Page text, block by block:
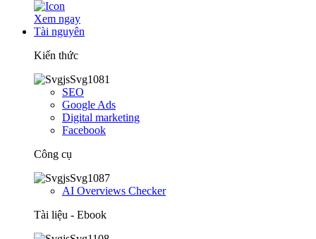
Xem ngay
Tài nguyên
Kiến thức
SEO
Google Ads
Digital marketing
Facebook
Công cụ
AI Overviews Checker
Tài liệu - Ebook